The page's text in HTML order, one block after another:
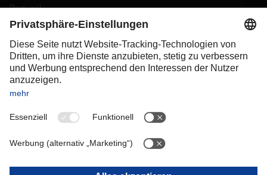
Portugal
Romania
Slovakia
Spain
Sweden
Switzerland
OCEANIA